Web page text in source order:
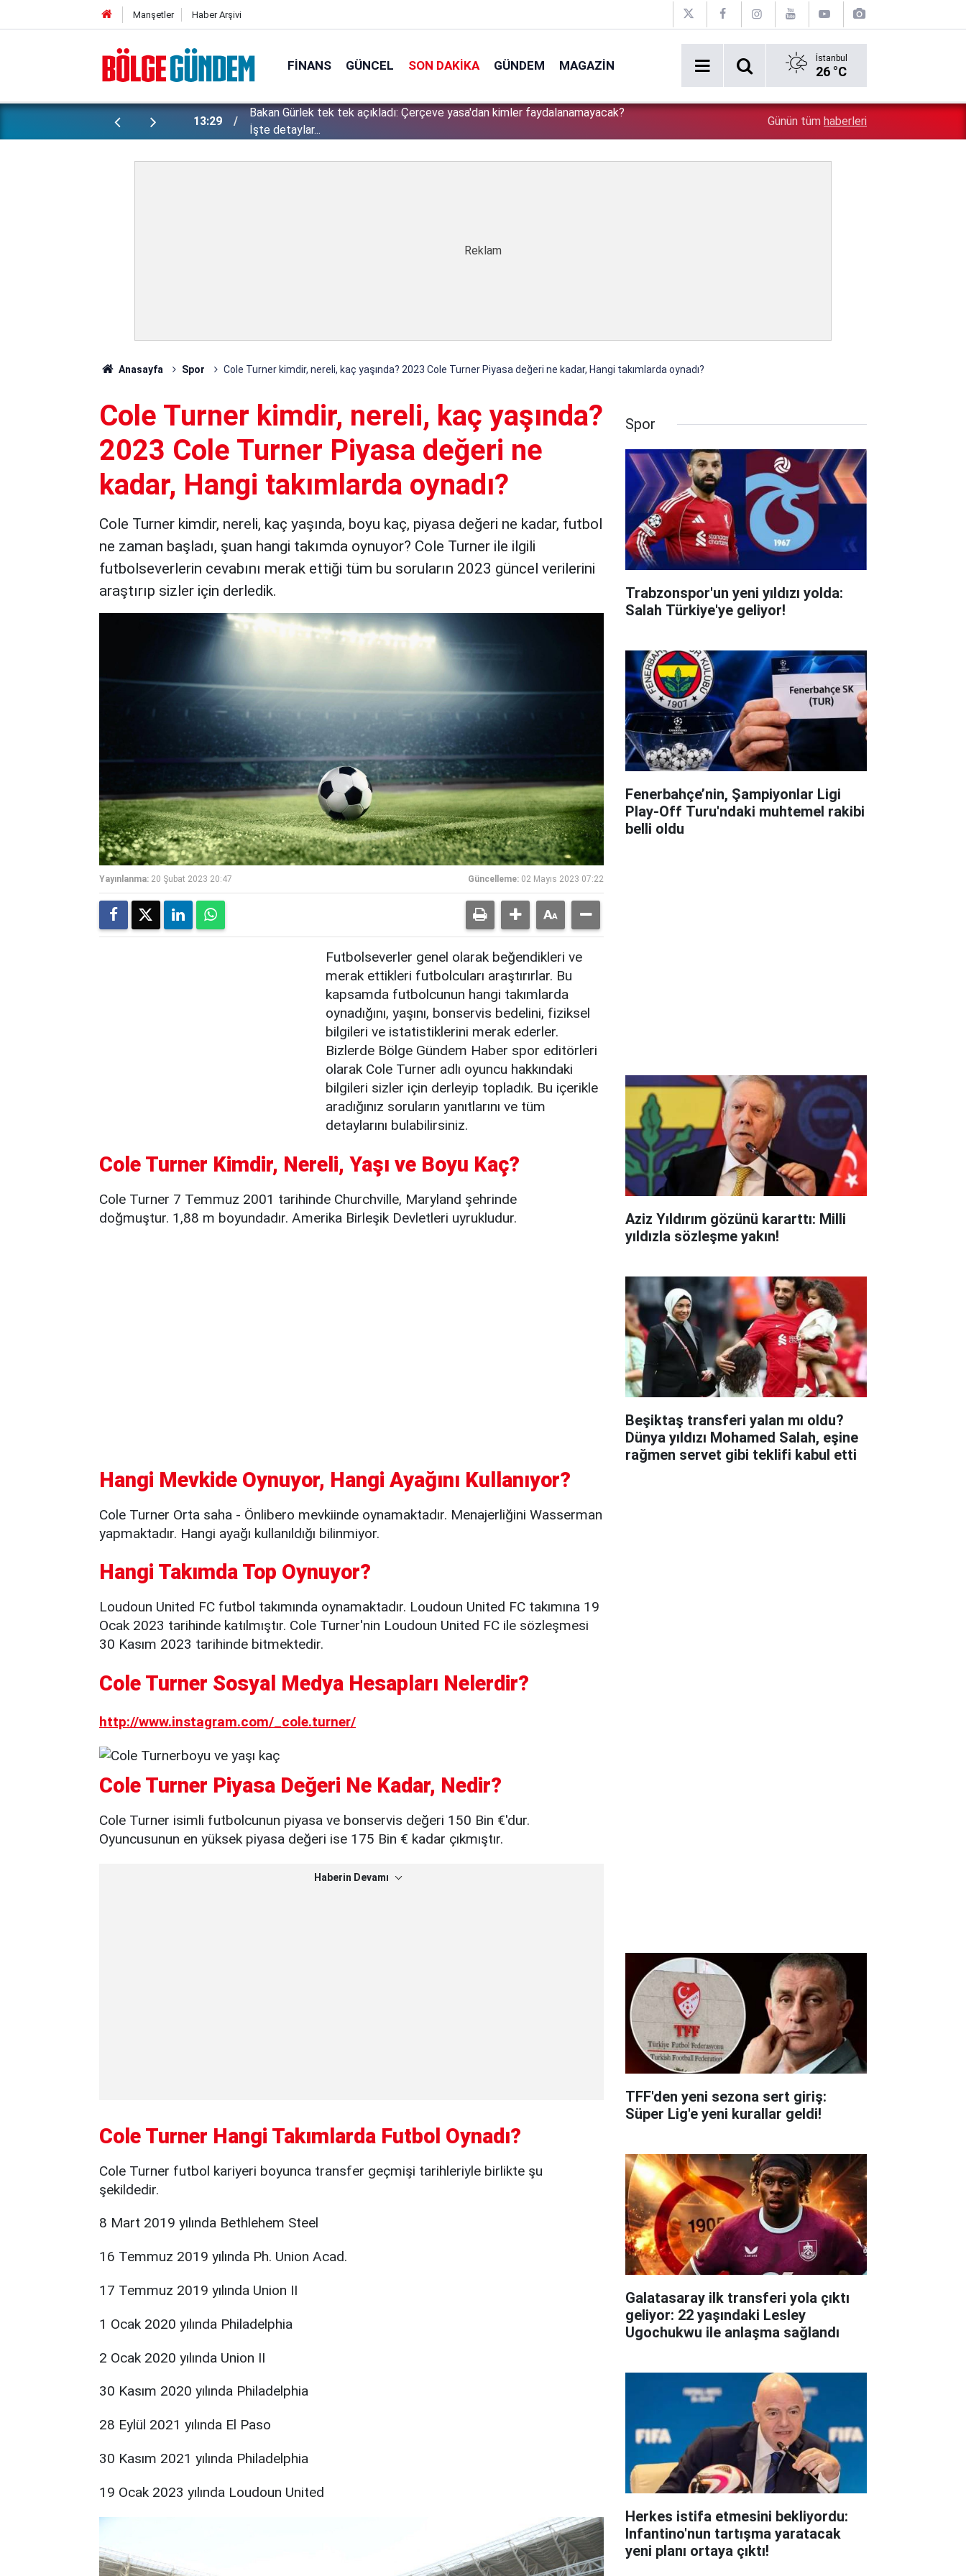
Manşetler Haber Arşivi
FINANS GÜNCEL SON DAKIKA GÜNDEM MAGAZIN İstanbul
26 °C
yapılan gizli planları deşifre etti! 13:29
Bakan Gürlek tek tek açıkladı: Çerçeve yasa'dan kimler faydalanamayacak?
İşte detaylar...
Özgür Özel'e şok! Yüzde 50 ile kazandıkları il, CHP'de
Günün tüm haberleri
Anasayfa Spor Cole Turner kimdir, nereli, kaç yaşında? 2023 Cole Turner Piyasa değeri ne kadar, Hangi takımlarda oynadı?
Cole Turner kimdir, nereli, kaç yaşında?
2023 Cole Turner Piyasa değeri ne
kadar, Hangi takımlarda oynadı?
Cole Turner kimdir, nereli, kaç yaşında, boyu kaç, piyasa değeri ne kadar, futbol
ne zaman başladı, şuan hangi takımda oynuyor? Cole Turner ile ilgili
futbolseverlerin cevabını merak ettiği tüm bu soruların 2023 güncel verilerini
araştırıp sizler için derledik.
Yayınlanma: 20 Şubat 2023 20:47 Güncelleme: 02 Mayıs 2023 07:22
Futbolseverler genel olarak beğendikleri ve
merak ettikleri futbolcuları araştırırlar. Bu
kapsamda futbolcunun hangi takımlarda
oynadığını, yaşını, bonservis bedelini, fiziksel
bilgileri ve istatistiklerini merak ederler.
Bizlerde Bölge Gündem Haber spor editörleri
olarak Cole Turner adlı oyuncu hakkındaki
bilgileri sizler için derleyip topladık. Bu içerikle
aradığınız soruların yanıtlarını ve tüm
detaylarını bulabilirsiniz.
Cole Turner Kimdir, Nereli, Yaşı ve Boyu Kaç?
Cole Turner 7 Temmuz 2001 tarihinde Churchville, Maryland şehrinde
doğmuştur. 1,88 m boyundadır. Amerika Birleşik Devletleri uyrukludur.
Hangi Mevkide Oynuyor, Hangi Ayağını Kullanıyor?
Cole Turner Orta saha - Önlibero mevkiinde oynamaktadır. Menajerliğini Wasserman
yapmaktadır. Hangi ayağı kullanıldığı bilinmiyor.
Hangi Takımda Top Oynuyor?
Loudoun United FC futbol takımında oynamaktadır. Loudoun United FC takımına 19
Ocak 2023 tarihinde katılmıştır. Cole Turner'nin Loudoun United FC ile sözleşmesi
30 Kasım 2023 tarihinde bitmektedir.
Cole Turner Sosyal Medya Hesapları Nelerdir?
http://www.instagram.com/_cole.turner/
Cole Turner Piyasa Değeri Ne Kadar, Nedir?
Cole Turner isimli futbolcunun piyasa ve bonservis değeri 150 Bin €'dur.
Oyuncusunun en yüksek piyasa değeri ise 175 Bin € kadar çıkmıştır.
Haberin Devamı
Cole Turner Hangi Takımlarda Futbol Oynadı?
Cole Turner futbol kariyeri boyunca transfer geçmişi tarihleriyle birlikte şu
şekildedir.
8 Mart 2019 yılında Bethlehem Steel
16 Temmuz 2019 yılında Ph. Union Acad.
17 Temmuz 2019 yılında Union II
1 Ocak 2020 yılında Philadelphia
2 Ocak 2020 yılında Union II
30 Kasım 2020 yılında Philadelphia
28 Eylül 2021 yılında El Paso
30 Kasım 2021 yılında Philadelphia
19 Ocak 2023 yılında Loudoun United
Spor
Trabzonspor'un yeni yıldızı yolda:
Salah Türkiye'ye geliyor!
Fenerbahçe’nin, Şampiyonlar Ligi
Play-Off Turu'ndaki muhtemel rakibi
belli oldu
Aziz Yıldırım gözünü kararttı: Milli
yıldızla sözleşme yakın!
Beşiktaş transferi yalan mı oldu?
Dünya yıldızı Mohamed Salah, eşine
rağmen servet gibi teklifi kabul etti
TFF'den yeni sezona sert giriş:
Süper Lig'e yeni kurallar geldi!
Galatasaray ilk transferi yola çıktı
geliyor: 22 yaşındaki Lesley
Ugochukwu ile anlaşma sağlandı
Herkes istifa etmesini bekliyordu:
Infantino'nun tartışma yaratacak
yeni planı ortaya çıktı!